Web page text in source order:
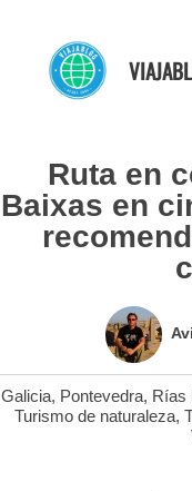
contenido
Ruta en
Baixas en
Galicia, Pontevedra, Rías
Turismo de naturaleza,